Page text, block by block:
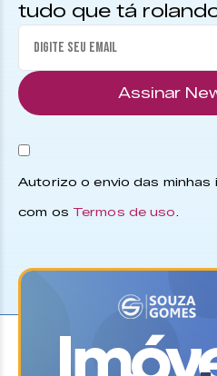
tudo que tá
Assinar
Autorizo o envio das
com os Termos de uso